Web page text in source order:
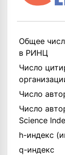
Общее
в РИНЦ
Число
Число
Число
Science
h-индекс
q-индекс